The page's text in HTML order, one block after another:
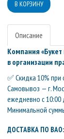
Описание
Компания
в организации
✅ Скидка 10% при
Самовывоз — г.
ежедневно с 10:00
Минимальной
ДОСТАВКА ПО ВАО: